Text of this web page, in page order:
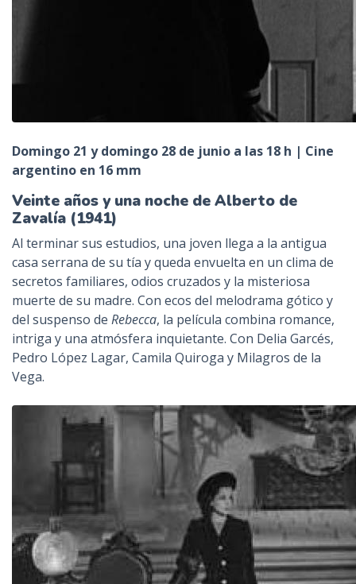
Domingo 21 y domingo 28 de junio a las 18 h | Cine
argentino en 16 mm
Veinte años y una noche de Alberto de
Zavalía (1941)
Al terminar sus estudios, una joven llega a la antigua
casa serrana de su tía y queda envuelta en un clima de
secretos familiares, odios cruzados y la misteriosa
muerte de su madre. Con ecos del melodrama gótico y
del suspenso de Rebecca, la película combina romance,
intriga y una atmósfera inquietante. Con Delia Garcés,
Pedro López Lagar, Camila Quiroga y Milagros de la
Vega.